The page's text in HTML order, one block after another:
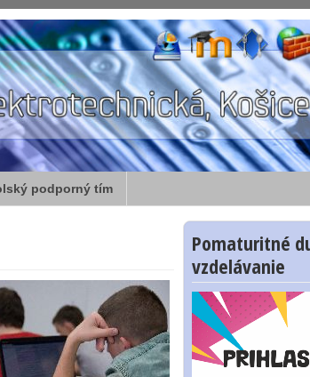
podporný tím
Pomaturitné
vzdelávanie